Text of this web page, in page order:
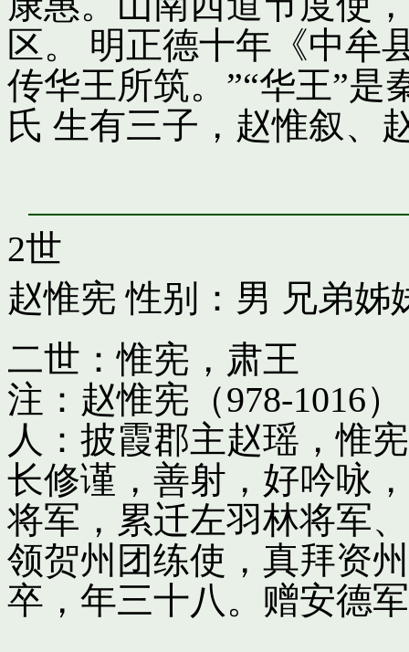
区。 明正德十年《中牟
传华王所筑。”“华王”是
氏 生有三子，赵惟叙、
2世
赵惟宪 性别：男 兄弟姊
二世：惟宪，肃王
注：赵惟宪（978-1016
人：披霞郡主赵瑶，惟
长修谨，善射，好吟咏
将军，累迁左羽林将军
领贺州团练使，真拜资
卒，年三十八。赠安德